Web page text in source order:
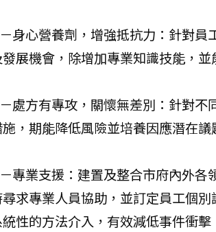
身心營養劑，增強抵抗力：針對
展機會，除增加專業知識技能，
處方有專攻，關懷無差別：針對
，期能降低風險並培養因應潛在議
專業支援：建置及整合市府內外
求專業人員協助，並訂定員工個
性的方法介入，有效減低事件衝擊